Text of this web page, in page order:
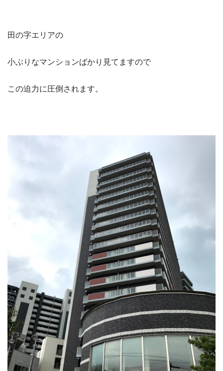
田の字エリアの
小ぶりなマンションばかり見てますので
この迫力に圧倒されます。